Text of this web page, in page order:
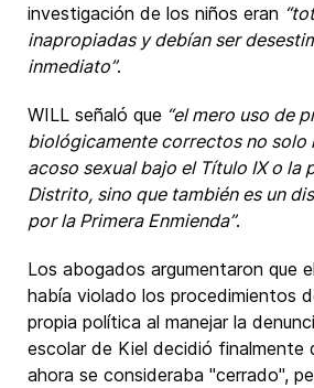
investigación de los niños eran
inapropiadas y debían ser
inmediato”.
WILL señaló que “el mero uso de
biológicamente correctos no solo
acoso sexual bajo el Título IX o la
Distrito, sino que también es un
por la Primera Enmienda”.
Los abogados argumentaron que
había violado los procedimientos
propia política al manejar la
escolar de Kiel decidió finalmente
ahora se consideraba "cerrado",